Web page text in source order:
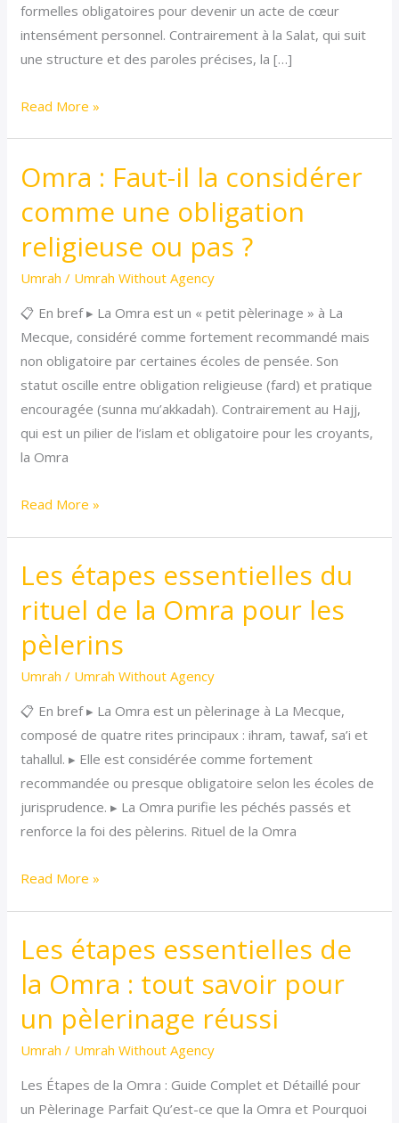
formelles obligatoires pour devenir un acte de cœur
intensément personnel. Contrairement à la Salat, qui suit
une structure et des paroles précises, la […]
expliquée
Read More »
Omra : Faut-il la considérer
comme une obligation
religieuse ou pas ?
Umrah / Umrah Without Agency
📋 En bref ▸ La Omra est un « petit pèlerinage » à La
Mecque, considéré comme fortement recommandé mais
non obligatoire par certaines écoles de pensée. Son
statut oscille entre obligation religieuse (fard) et pratique
encouragée (sunna mu’akkadah). Contrairement au Hajj,
qui est un pilier de l’islam et obligatoire pour les croyants,
la Omra
Omra
Faut-
il
comme
une
obligation
religieuse
ou
pas
?
Read More »
Les étapes essentielles du
rituel de la Omra pour les
pèlerins
Umrah / Umrah Without Agency
📋 En bref ▸ La Omra est un pèlerinage à La Mecque,
composé de quatre rites principaux : ihram, tawaf, sa’i et
tahallul. ▸ Elle est considérée comme fortement
recommandée ou presque obligatoire selon les écoles de
jurisprudence. ▸ La Omra purifie les péchés passés et
renforce la foi des pèlerins. Rituel de la Omra
Les
essentielles
du
rituel
la
Omra
pour
les
pèlerins
Read More »
Les étapes essentielles de
la Omra : tout savoir pour
un pèlerinage réussi
Umrah / Umrah Without Agency
Les Étapes de la Omra : Guide Complet et Détaillé pour
un Pèlerinage Parfait Qu’est-ce que la Omra et Pourquoi
Les
essentielles
de
:
tout